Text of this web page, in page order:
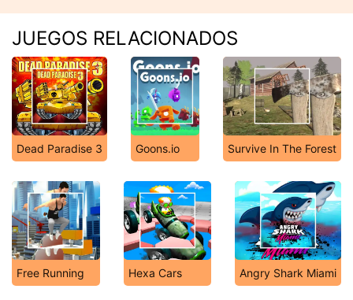
JUEGOS RELACIONADOS
Dead Paradise 3 Goons.io Survive In The Forest
Free Running Hexa Cars Angry Shark Miami